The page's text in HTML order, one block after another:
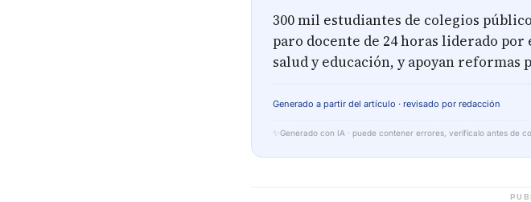
300 mil estudiantes de colegios
paro docente de 24 horas liderado por
salud y educación, y apoyan
Generado a partir del artículo · revisado por redacción
✨ Generado con IA · puede contener errores, verifícalo antes de